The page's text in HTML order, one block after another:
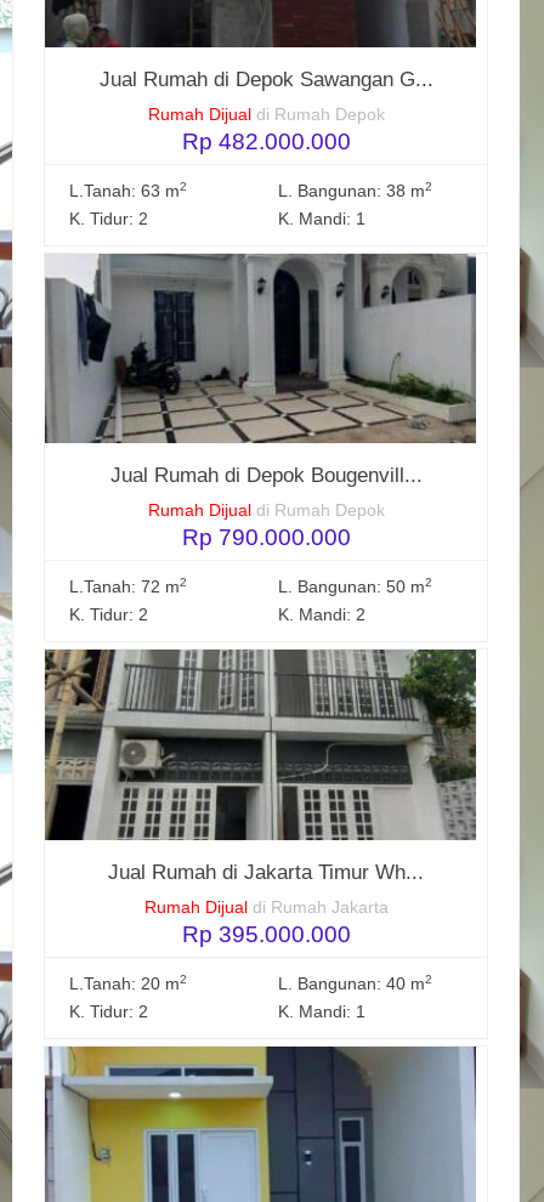
Jual Rumah di Depok Sawangan G...
Rumah Dijual di Rumah Depok
Rp 482.000.000
L.Tanah: 63 m2 L. Bangunan: 38 m2
K. Tidur: 2 K. Mandi: 1
Jual Rumah di Depok Bougenvill...
Rumah Dijual di Rumah Depok
Rp 790.000.000
L.Tanah: 72 m2 L. Bangunan: 50 m2
K. Tidur: 2 K. Mandi: 2
Jual Rumah di Jakarta Timur Wh...
Rumah Dijual di Rumah Jakarta
Rp 395.000.000
L.Tanah: 20 m2 L. Bangunan: 40 m2
K. Tidur: 2 K. Mandi: 1